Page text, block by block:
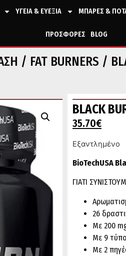
ΥΓΕΙΑ & ΕΥΕΞΙΑ ΜΠΑΡΕΣ &
ΠΡΟΣΦΟΡΕΣ BLOG
/ FAT BURNERS /
BLACK
35.70€
Εξαντλημένο
BioTechUSA
ΓΙΑΤΙ
26
Με 200
Με 9
Με 2